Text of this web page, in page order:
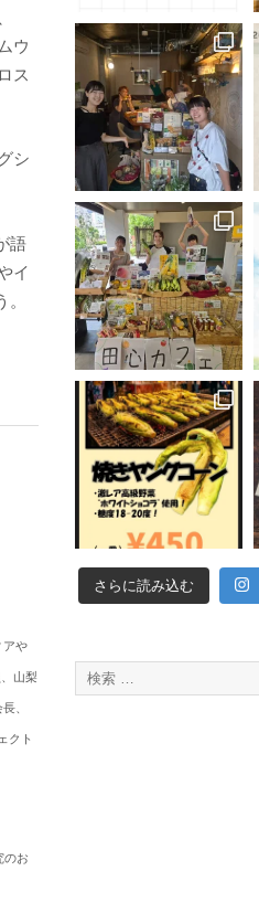
ウ
ス
シ
語
イ
アや
山梨
、
クト
のお
さらに読み込む